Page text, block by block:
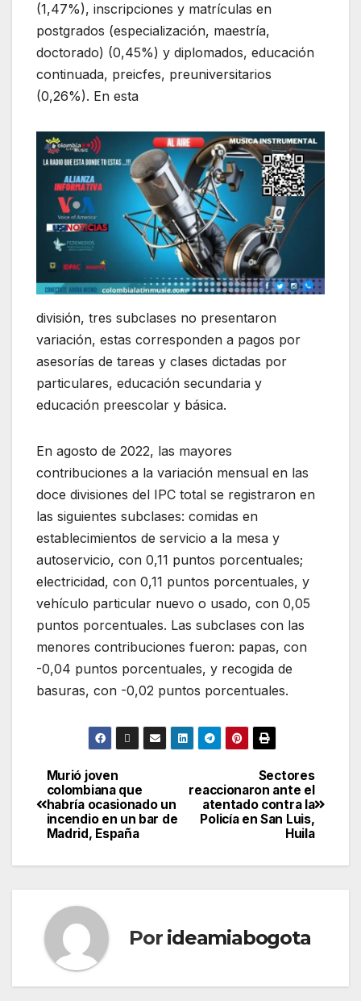
(1,47%), inscripciones y matrículas en
postgrados (especialización, maestría,
doctorado) (0,45%) y diplomados, educación
continuada, preicfes, preuniversitarios
(0,26%). En esta
división, tres subclases no presentaron
variación, estas corresponden a pagos por
asesorías de tareas y clases dictadas por
particulares, educación secundaria y
educación preescolar y básica.
En agosto de 2022, las mayores
contribuciones a la variación mensual en las
doce divisiones del IPC total se registraron en
las siguientes subclases: comidas en
establecimientos de servicio a la mesa y
autoservicio, con 0,11 puntos porcentuales;
electricidad, con 0,11 puntos porcentuales, y
vehículo particular nuevo o usado, con 0,05
puntos porcentuales. Las subclases con las
menores contribuciones fueron: papas, con
-0,04 puntos porcentuales, y recogida de
basuras, con -0,02 puntos porcentuales.
Sectores
reaccionaron ante el
atentado contra la
Policía en San Luis,
Huila
Murió joven
colombiana que
habría ocasionado un
incendio en un bar de
Madrid, España
Por ideamiabogota